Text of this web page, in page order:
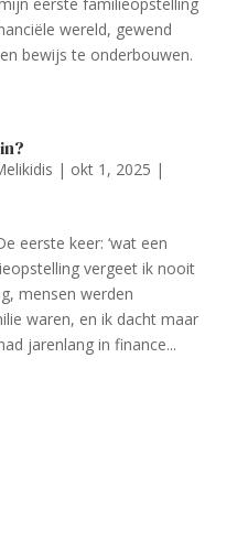
wereld, gewend
bewijs te onderbouwen.
| okt 1, 2025 |
eerste keer: ‘wat een
vergeet ik nooit
mensen werden
waren, en ik dacht maar
jarenlang in finance...